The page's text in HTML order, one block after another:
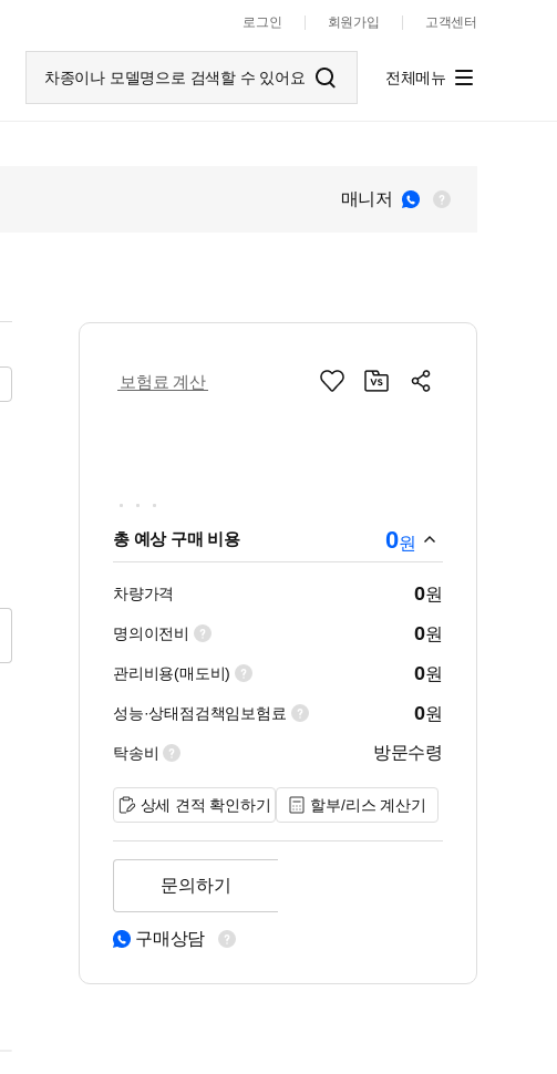
로그인 회원가입 고객센터
차종이나 모델명으로 검색할 수 있어요 전체메뉴
매니저
보험료 계산
총 예상 구매 비용 0원
차량가격 0원
명의이전비 0원
관리비용(매도비) 0원
성능·상태점검책임보험료 0원
탁송비 방문수령
상세 견적 확인하기 할부/리스 계산기
문의하기
구매상담